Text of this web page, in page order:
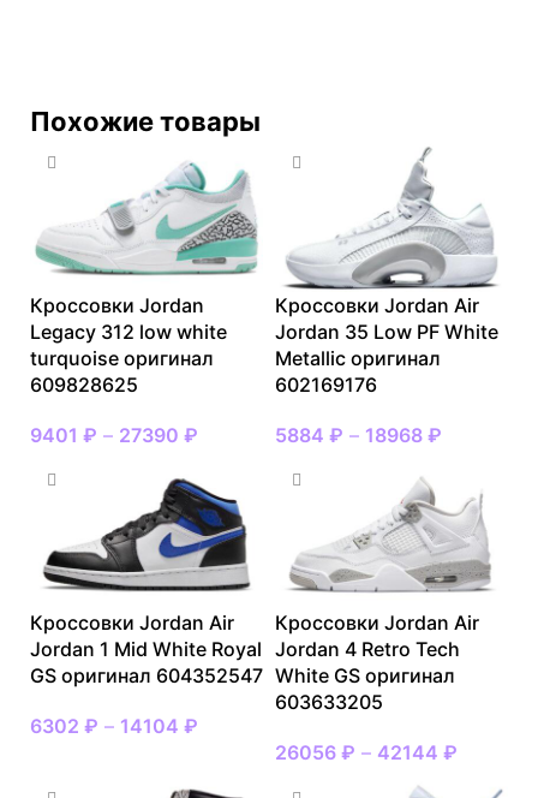
Похожие товары
Кроссовки Jordan
Legacy 312 low white
turquoise оригинал
609828625
9401 ₽ – 27390 ₽
Кроссовки Jordan Air
Jordan 35 Low PF White
Metallic оригинал
602169176
5884 ₽ – 18968 ₽
Кроссовки Jordan Air
Jordan 1 Mid White Royal
GS оригинал 604352547
6302 ₽ – 14104 ₽
Кроссовки Jordan Air
Jordan 4 Retro Tech
White GS оригинал
603633205
26056 ₽ – 42144 ₽